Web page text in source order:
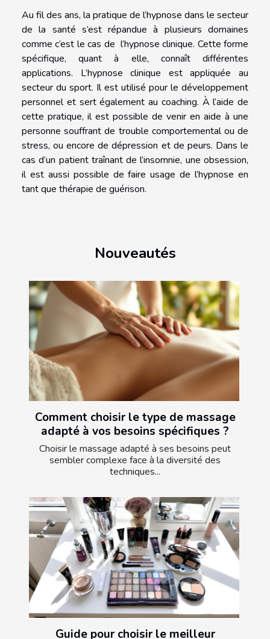
Au fil des ans, la pratique de l’hypnose dans le secteur
de la santé s’est répandue à plusieurs domaines
comme c’est le cas de l’hypnose clinique. Cette forme
spécifique, quant à elle, connaît différentes
applications. L’hypnose clinique est appliquée au
secteur du sport. Il est utilisé pour le développement
personnel et sert également au coaching. À l’aide de
cette pratique, il est possible de venir en aide à une
personne souffrant de trouble comportemental ou de
stress, ou encore de dépression et de peurs. Dans le
cas d’un patient traînant de l’insomnie, une obsession,
il est aussi possible de faire usage de l’hypnose en
tant que thérapie de guérison.
Nouveautés
Comment choisir le type de massage
adapté à vos besoins spécifiques ?
Choisir le massage adapté à ses besoins peut
sembler complexe face à la diversité des
techniques...
Guide pour choisir le meilleur